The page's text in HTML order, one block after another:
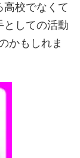
校でなくて
としての活動
かもしれま